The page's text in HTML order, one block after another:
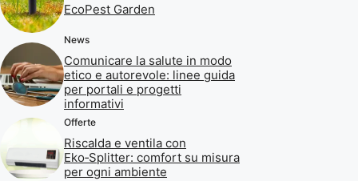
EcoPest Garden
News
Comunicare la salute in modo
etico e autorevole: linee guida
per portali e progetti
informativi
Offerte
Riscalda e ventila con
Eko‑Splitter: comfort su misura
per ogni ambiente